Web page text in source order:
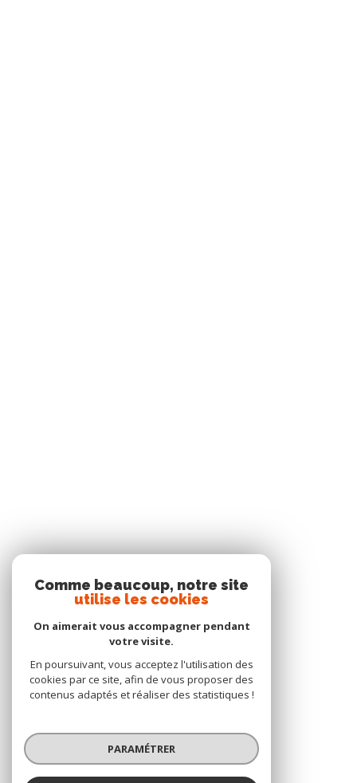
Comme beaucoup, notre site
utilise les cookies
On aimerait vous accompagner pendant
votre visite.
En poursuivant, vous acceptez l'utilisation des
cookies par ce site, afin de vous proposer des
contenus adaptés et réaliser des statistiques !
PARAMÉTRER